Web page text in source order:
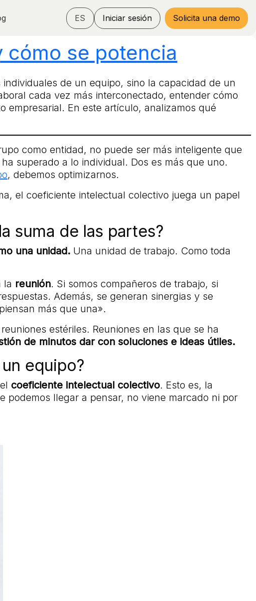
ES Iniciar sesión Solicita una demo
se potencia
de un equipo, sino la capacidad de un
cada vez más interconectado, entender cómo
empresarial. En este artículo, analizamos qué
como entidad, no puede ser más inteligente que
superado a lo individual. Dos es más que uno.
, debemos optimizarnos.
el coeficiente intelectual colectivo juega un papel
suma de las partes?
una unidad. Una unidad de trabajo. Como toda
la reunión. Si somos compañeros de trabajo, si
Además, se generan sinergias y se
más que una».
estériles. Reuniones en las que se ha
de minutos dar con soluciones e ideas útiles.
equipo?
coeficiente intelectual colectivo. Esto es, la
llegar a pensar, no viene marcado ni por